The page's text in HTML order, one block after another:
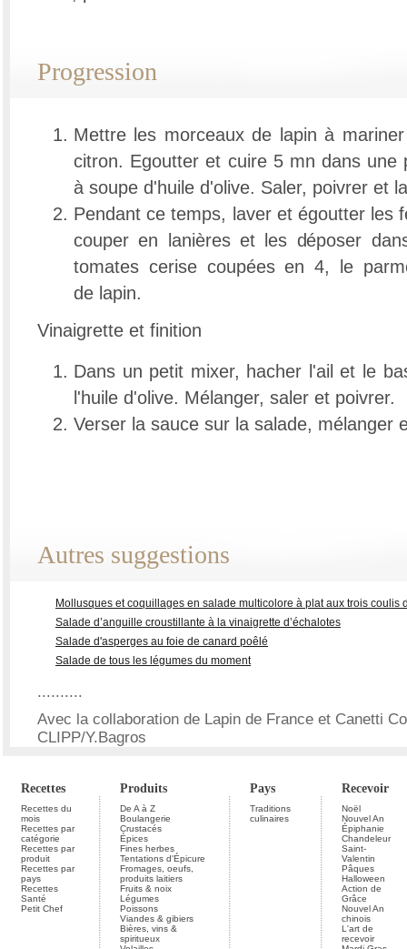
Progression
Mettre les morceaux de lapin à
citron. Egoutter et cuire 5 mn dans une
à soupe d'huile d'olive. Saler, poivrer et
Pendant ce temps, laver et égoutter les
couper en lanières et les déposer
tomates cerise coupées en 4, le
de lapin.
Vinaigrette et finition
Dans un petit mixer, hacher l'ail et le
l'huile d'olive. Mélanger, saler et poivrer.
Verser la sauce sur la salade, mélanger
Autres suggestions
Mollusques et coquillages en salade multicolore à plat aux trois coulis
Salade d’anguille croustillante à la vinaigrette d’échalotes
Salade d'asperges au foie de canard poêlé
Salade de tous les légumes du moment
..........
Avec la collaboration de Lapin de France et Canetti
CLIPP/Y.Bagros
Recettes Produits Pays Recevoir
Recettes du
mois
Recettes par
catégorie
Recettes par
produit
Recettes par
pays
Recettes
Santé
Petit Chef
De A à Z
Boulangerie
Crustacés
Épices
Fines herbes
Tentations d'Épicure
Fromages, oeufs,
produits laitiers
Fruits & noix
Légumes
Poissons
Viandes & gibiers
Bières, vins &
spiritueux
Traditions
culinaires
Noël
Nouvel An
Épiphanie
Chandeleur
Saint-
Valentin
Pâques
Halloween
Action de
Grâce
Nouvel An
chinois
L'art de
recevoir